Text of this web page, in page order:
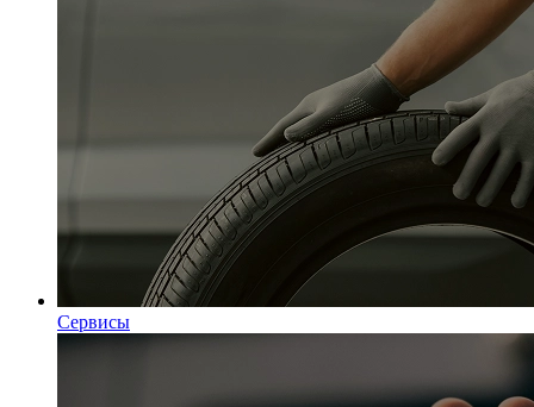
Сервисы